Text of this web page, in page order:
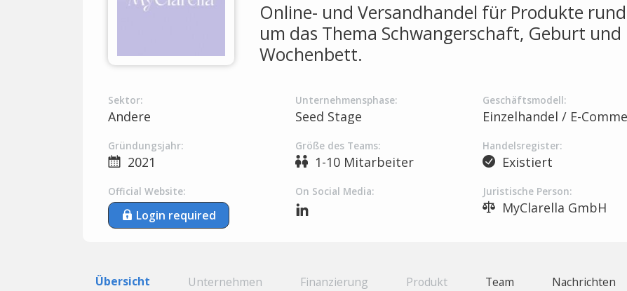
Online- und Versandhandel für Produkte rund
um das Thema Schwangerschaft, Geburt und
Wochenbett.
Sektor:
Andere
Unternehmensphase:
Seed Stage
Geschäftsmodell:
Einzelhandel / E-
Gründungsjahr:
2021
Größe des Teams:
1-10 Mitarbeiter
Handelsregister:
Existiert
Official Website:
Login required
On Social Media: Juristische Person:
MyClarella GmbH
Übersicht Unternehmen Finanzierung Produkt Team Nachrichten